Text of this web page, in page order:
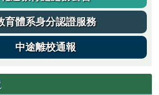
育體系身分認證服務
中途離校通報